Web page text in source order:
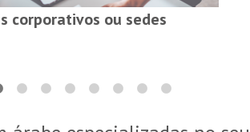
corporativos ou sedes